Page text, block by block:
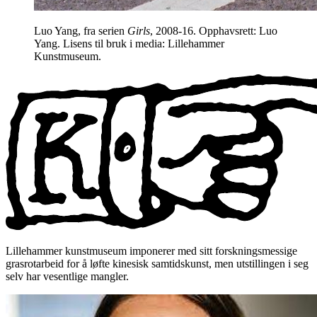
Luo Yang, fra serien Girls, 2008-16. Opphavsrett: Luo
Yang. Lisens til bruk i media: Lillehammer
Kunstmuseum.
Lillehammer kunstmuseum imponerer med sitt forskningsmessige
grasrotarbeid for å løfte kinesisk samtidskunst, men utstillingen i seg
selv har vesentlige mangler.